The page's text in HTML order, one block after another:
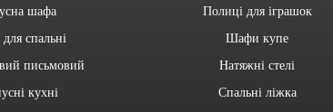
шафа
спальні
письмовий
кухні
Полиці для іграшок
Шафи купе
Натяжні стелі
Спальні ліжка